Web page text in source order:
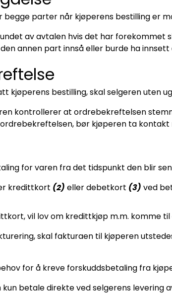
begge parter når kjøperens bestilling er
av avtalen hvis det har
annen part innså eller burde ha
kjøperens bestilling, skal selgeren uten
kontrollerer at ordrebekreftelsen
bør kjøperen ta kontakt
for varen fra det tidspunkt den blir
kredittkort (2) eller debetkort (3) ved
vil lov om kredittkjøp m.m. komme til
skal fakturaen til kjøperen
for å kreve forskuddsbetaling fra
kun betale direkte ved selgerens